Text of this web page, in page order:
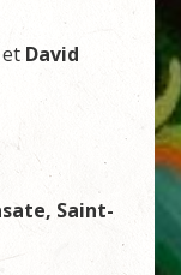
David
Saint-